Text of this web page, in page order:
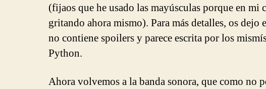
(fijaos que he usado las mayúsculas porque en mi
gritando ahora mismo). Para más detalles, os dejo
no contiene spoilers y parece escrita por los
Python.
Ahora volvemos a la banda sonora, que como no